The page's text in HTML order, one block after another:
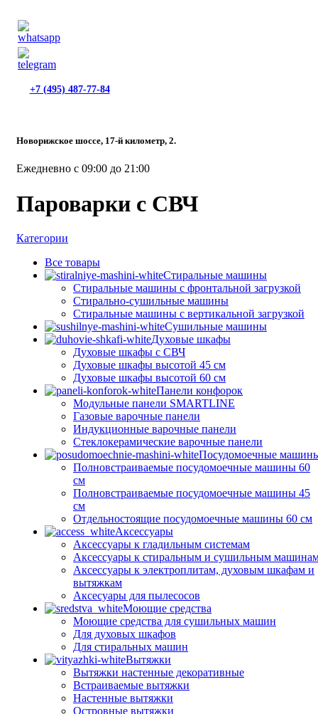
+7 (495) 487-77-84
Новорижское шоссе, 17-й километр, 2.
Ежедневно с 09:00 до 21:00
Пароварки с СВЧ
Категории
Все товары
Стиральные машины
Стиральные машины с фронтальной загрузкой
Стирально-сушильные машины
Стиральные машины с вертикальной загрузкой
Сушильные машины
Духовые шкафы
Духовые шкафы с СВЧ
Духовые шкафы высотой 45 см
Духовые шкафы высотой 60 см
Панели конфорок
Модульные панели SMARTLINE
Газовые варочные панели
Индукционные варочные панели
Стеклокерамические варочные панели
Посудомоечные
Полновстраиваемые посудомоечные машины 60
см
Полновстраиваемые посудомоечные машины 45
см
Отдельностоящие посудомоечные машины 60 см
Аксессуары
Аксессуары к гладильным системам
Аксессуары к стиральным и сушильным
Аксессуары к электроплитам, духовым шкафам и
вытяжкам
Аксесуары для пылесосов
Моющие средства
Моющие средства для сушильных машин
Для духовых шкафов
Для стиральных машин
Вытяжки
Вытяжки настенные декоративные
Встраиваемые вытяжки
Настенные вытяжки
Островные вытяжки